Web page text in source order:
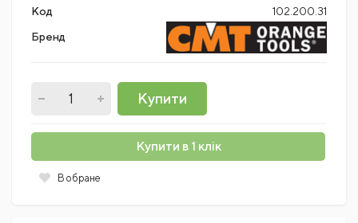
Код
102.200.31
Бренд
Купити
Купити в 1 клік
В обране